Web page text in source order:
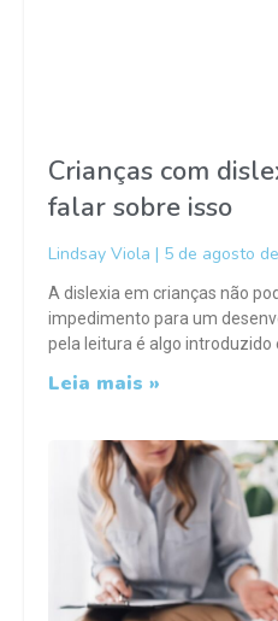
Crianças com
falar sobre isso
Lindsay Viola 5 de agosto
A dislexia em crianças não
impedimento para um
pela leitura é algo introduzido
Leia mais »